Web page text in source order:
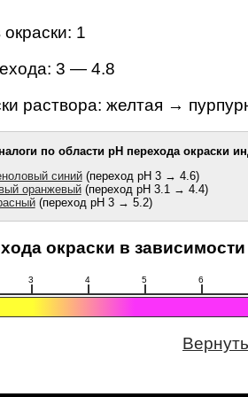
1
3 — 4.8
раствора: желтая →
по области pH перехода окраски
синий(переход pH 3 → 4.6)
оранжевый(переход pH 3.1 → 4.4)
(переход pH 3 → 5.2)
окраски в
3 4 5 6